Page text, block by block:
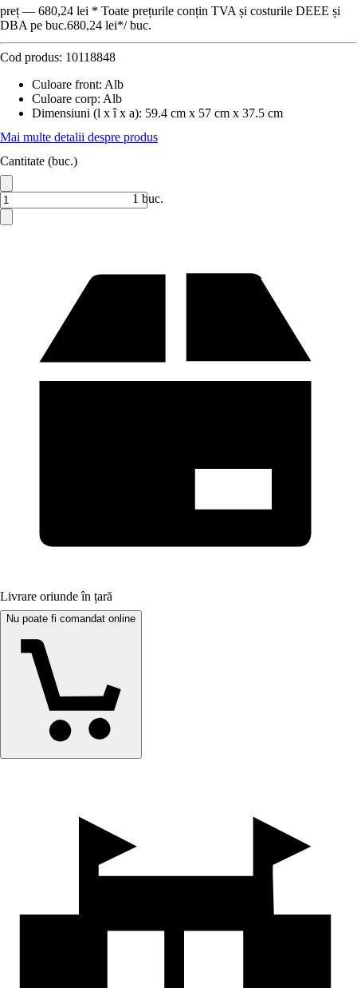
preț — 680,24 lei * Toate prețurile conțin TVA și costurile DEEE și
DBA pe buc.680,24 lei*/ buc.
Cod produs: 10118848
Culoare front: Alb
Culoare corp: Alb
Dimensiuni (l x î x a): 59.4 cm x 57 cm x 37.5 cm
Mai multe detalii despre produs
Cantitate (buc.)
1 buc.
Livrare oriunde în țară
Nu poate fi comandat online